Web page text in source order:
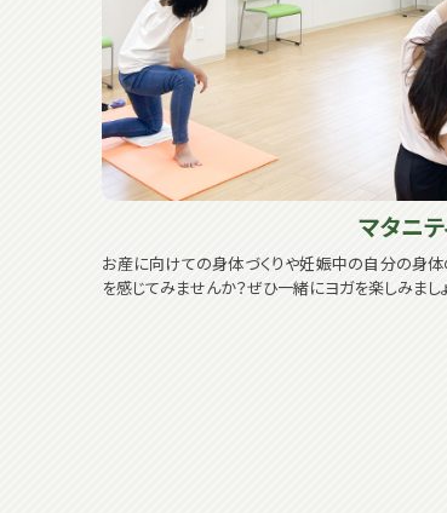
マタニ
お産に向けての身体づくりや妊娠中の自分の身体
を感じてみませんか？ぜひ一緒にヨガを楽しみましょ